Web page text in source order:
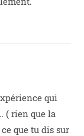
qui
( rien que la
que tu dis sur